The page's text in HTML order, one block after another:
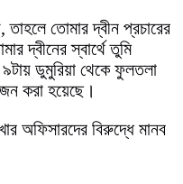
তোমার দ্বীন প্রচারের
দ্বীনের স্বার্থে তুমি
‌ডুমুরিয়া থেকে ফুলতলা
করা হয়েছে।
অফিসারদের বিরুদ্ধে মানব